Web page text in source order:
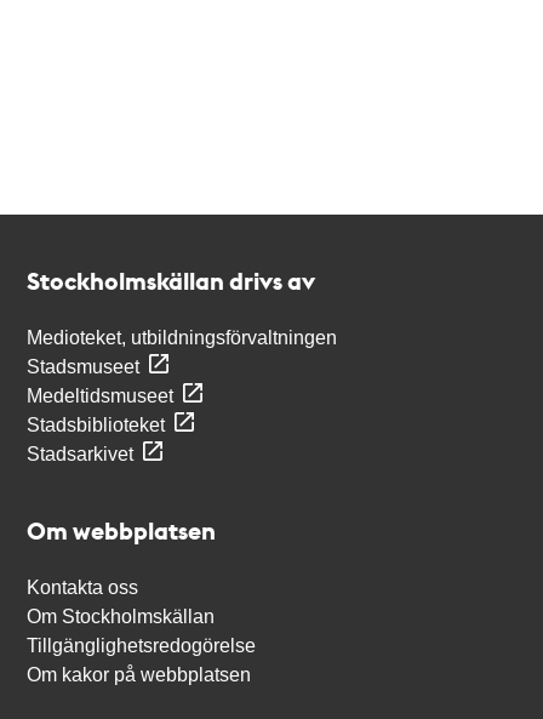
Stockholmskällan drivs av
Medioteket, utbildningsförvaltningen
Stadsmuseet
Medeltidsmuseet
Stadsbiblioteket
Stadsarkivet
Om webbplatsen
Kontakta oss
Om Stockholmskällan
Tillgänglighetsredogörelse
Om kakor på webbplatsen